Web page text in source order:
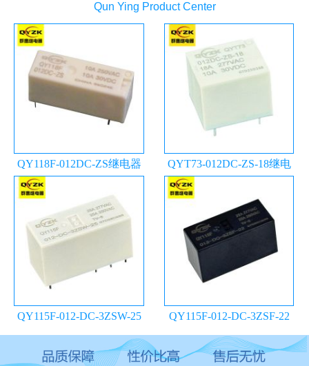
Qun Ying Product Center
QY118F-012DC-ZS继电器
QYT73-012DC-ZS-18继电
QY115F-012-DC-3ZSW-25
继电器
QY115F-012-DC-3ZSF-22
继电器